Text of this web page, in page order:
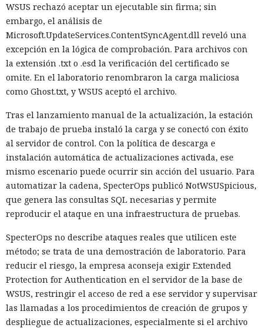
WSUS rechazó aceptar un ejecutable sin firma; sin
embargo, el análisis de
Microsoft.UpdateServices.ContentSyncAgent.dll reveló una
excepción en la lógica de comprobación. Para archivos con
la extensión .txt o .esd la verificación del certificado se
omite. En el laboratorio renombraron la carga maliciosa
como Ghost.txt, y WSUS aceptó el archivo.
Tras el lanzamiento manual de la actualización, la estación
de trabajo de prueba instaló la carga y se conectó con éxito
al servidor de control. Con la política de descarga e
instalación automática de actualizaciones activada, ese
mismo escenario puede ocurrir sin acción del usuario. Para
automatizar la cadena, SpecterOps publicó NotWSUSpicious,
que genera las consultas SQL necesarias y permite
reproducir el ataque en una infraestructura de pruebas.
SpecterOps no describe ataques reales que utilicen este
método; se trata de una demostración de laboratorio. Para
reducir el riesgo, la empresa aconseja exigir Extended
Protection for Authentication en el servidor de la base de
WSUS, restringir el acceso de red a ese servidor y supervisar
las llamadas a los procedimientos de creación de grupos y
despliegue de actualizaciones, especialmente si el archivo